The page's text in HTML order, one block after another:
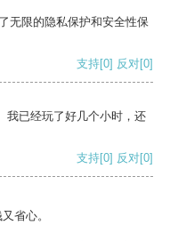
无限的隐私保护和安全性保
支持[0] 反对[0]
我已经玩了好几个小时，还
支持[0] 反对[0]
省心。